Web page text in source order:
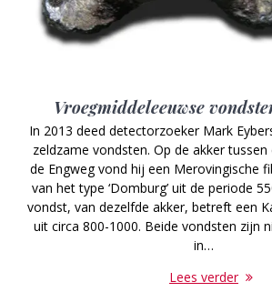
Vroegmiddeleeuwse
In 2013 deed detectorzoeker Mark
zeldzame vondsten. Op de akker tussen
de Engweg vond hij een Merovingische
van het type ‘Domburg’ uit de periode
vondst, van dezelfde akker, betreft een
uit circa 800-1000. Beide vondsten zijn
in…
Lees verder